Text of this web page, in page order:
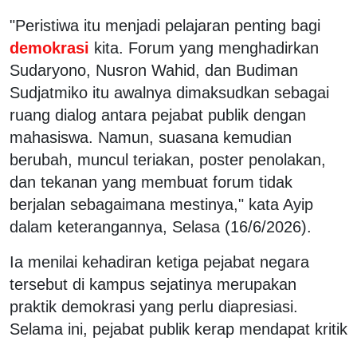
"Peristiwa itu menjadi pelajaran penting bagi
demokrasi kita. Forum yang menghadirkan
Sudaryono, Nusron Wahid, dan Budiman
Sudjatmiko itu awalnya dimaksudkan sebagai
ruang dialog antara pejabat publik dengan
mahasiswa. Namun, suasana kemudian
berubah, muncul teriakan, poster penolakan,
dan tekanan yang membuat forum tidak
berjalan sebagaimana mestinya," kata Ayip
dalam keterangannya, Selasa (16/6/2026).
Ia menilai kehadiran ketiga pejabat negara
tersebut di kampus sejatinya merupakan
praktik demokrasi yang perlu diapresiasi.
Selama ini, pejabat publik kerap mendapat kritik